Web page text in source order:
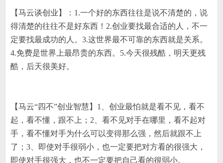
【马云谈创业】： 1.一个好的东西往往是说不清楚的，说
得清楚的往往不是好东西！ 2.创业要找最合适的人，不一
定要找最成功的人。 3.这世界最不可靠的东西就是关系。
4.免费是世界上最昂贵的东西。 5.今天很残酷，明天更残
酷，后天很美好。
【马云“四不”创业智慧】 1
、创业最怕就是看不见，看不
起，看不懂，跟不上； 2 、看不见对手在哪里，看不起对
手，看不懂对手为什么可以变得那么强，然后就跟不上
了； 3 、即使对手很弱小，也一定要把对方看的很强大，
即使对手很强大，也不一定要把自己看的很弱小。